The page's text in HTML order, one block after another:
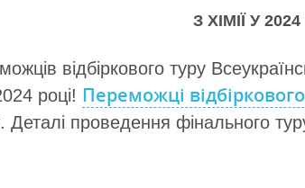
З ХІМІЇ У
відбіркового туру
році! Переможці
. Деталі проведення фінального